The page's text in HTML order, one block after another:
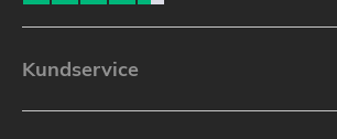
Kundservice